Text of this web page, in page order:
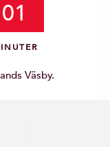
01
Väsby.